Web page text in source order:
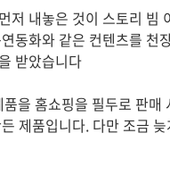
내놓은 것이 스토리 빔
동화와 같은 컨텐츠를 천
받았습니다
을 홈쇼핑을 필두로 판매
제품입니다. 다만 조금